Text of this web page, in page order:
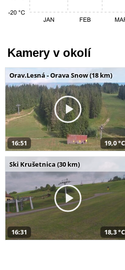
Kamery v okolí
Orav.Lesná - Orava Snow (18 km)
16:51 19,0 °C
Ski Krušetnica (30 km)
16:31 18,3 °C